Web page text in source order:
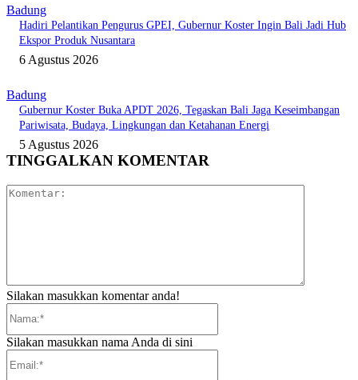
Badung
Hadiri Pelantikan Pengurus GPEI, Gubernur Koster Ingin Bali Jadi Hub
Ekspor Produk Nusantara
6 Agustus 2026
Badung
Gubernur Koster Buka APDT 2026, Tegaskan Bali Jaga Keseimbangan
Pariwisata, Budaya, Lingkungan dan Ketahanan Energi
5 Agustus 2026
TINGGALKAN KOMENTAR
Silakan masukkan komentar anda!
Silakan masukkan nama Anda di sini